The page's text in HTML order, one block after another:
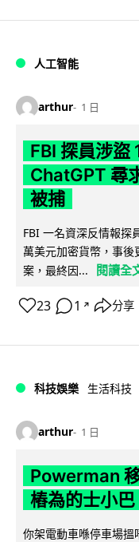
人工智能
arthur 1 日
FBI 探員涉
ChatGPT 尋
被捕
FBI 一名資深反情報探
萬美元加密貨幣，事後
案，最終因...
閱讀全
23 1 ↗ 分享
科技娛樂 生活科技
arthur 1 日
Powerman
樁為的士小巴
你架電動車喺停車場